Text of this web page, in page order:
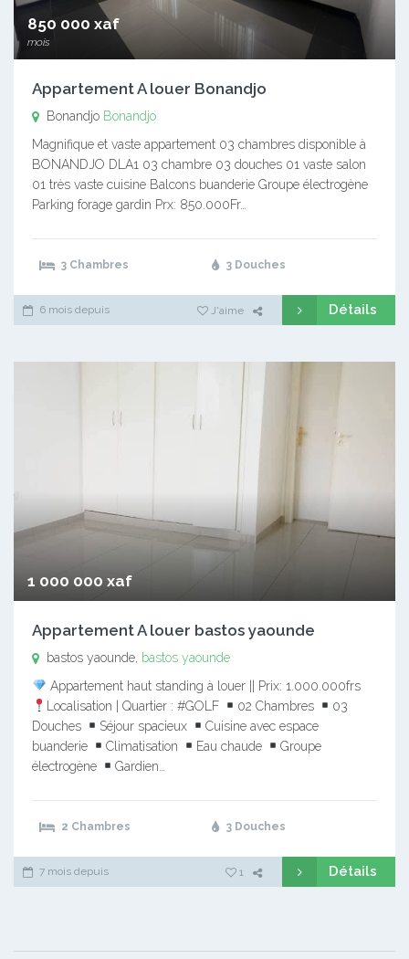
850 000 xaf
mois
Appartement A louer Bonandjo
Bonandjo Bonandjo
Magnifique et vaste appartement 03 chambres disponible à
BONANDJO DLA1 03 chambre 03 douches 01 vaste salon
01 très vaste cuisine Balcons buanderie Groupe électrogène
Parking forage gardin Prx: 850.000Fr…
3 Chambres 3 Douches
6 mois depuis J'aime Détails
1 000 000 xaf
Appartement A louer bastos yaounde
bastos yaounde, bastos yaounde
Appartement haut standing à louer || Prix: 1.000.000frs
Localisation | Quartier : #GOLF
02 Chambres
03
Douches
Séjour spacieux
Cuisine avec espace
buanderie
Climatisation Eau chaude
Groupe
électrogène
Gardien…
2 Chambres 3 Douches
7 mois depuis 1 Détails